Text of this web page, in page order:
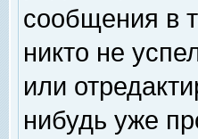
сообщения в
никто не
или
нибудь уже